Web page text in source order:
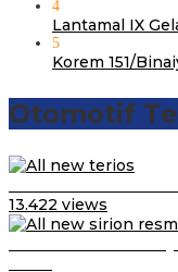
4
Lantamal IX
5
Korem 151/
Otomotif
13.422 views